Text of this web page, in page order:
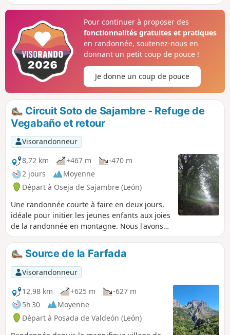
jusqu'au Rio Agüera. À partir de ce point, la
longue. À la jonction avec le Camino de
Vegabaño, le tracé devient beaucoup plus
facile et ne comporte plus aucune difficulté
jusqu'au Refuge de Vegabaño.
Pour continuer à proposer des
fonctionnalités gratuites et pratiques
en randonnée, soutenez-nous en
donnant un petit coup de pouce !
Je donne un coup de pouce
Circuit Soto de Sajambre - Refuge de
Vegabaño et retour
Visorandonneur
8,72 km
+467 m
-470 m
2 jours
Moyenne
Départ à Oseja de Sajambre (León)
Une randonnée courte à faire en deux jours,
idéale pour initier les jeunes enfants aux joies
de la randonnée en montagne. Nous l'avons
fait avec deux fillettes 8 et 5 ans.
Source de la Farfada
Visorandonneur
12,98 km
+625 m
-627 m
5h 30
Moyenne
Départ à Posada de Valdeón (León)